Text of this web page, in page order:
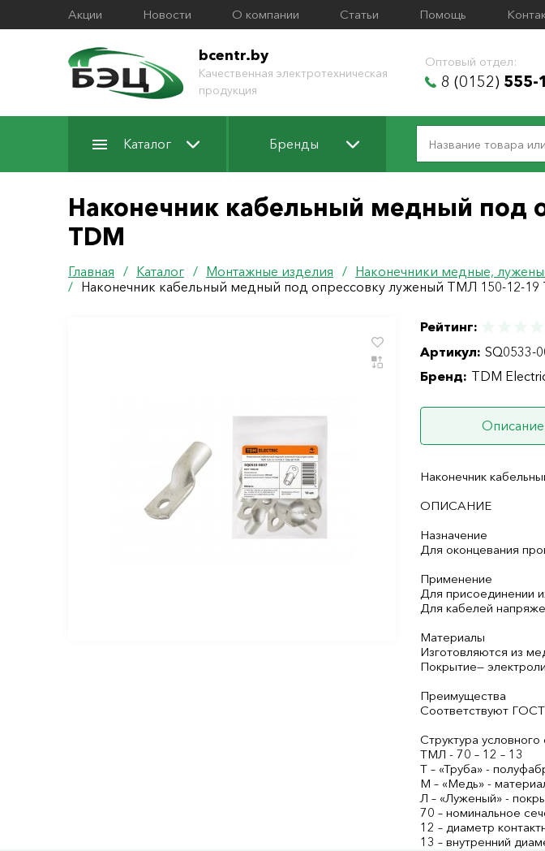
Акции Новости О компании Статьи Помощь
bcentr.by
Качественная электротехническая
продукция
Оптовый отдел:
8 (0152) 555-
Каталог Бренды
Наконечник кабельный медный под
TDM
Главная / Каталог / Монтажные изделия / Наконечники медные,
/ Наконечник кабельный медный под опрессовку луженый ТМЛ 150-12-19
Рейтинг:
Артикул: SQ0533-
Бренд: TDM
Описание
Наконечник
ОПИСАНИЕ
Назначение
Для оконцевания
Применение
Для присоединении
Для кабелей
Материалы
Изготовляются из
Покрытие—
Преимущества
Соответствуют
Структура
ТМЛ - 70 – 12 – 13
Т – «Труба» -
М – «Медь» -
Л – «Луженый» -
70 – номинальное
12 – диаметр
13 – внутренний